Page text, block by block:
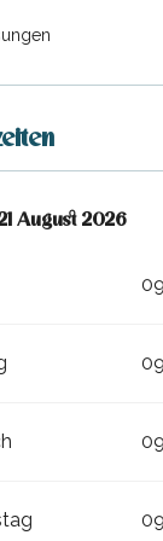
2026bis zum
August 2026